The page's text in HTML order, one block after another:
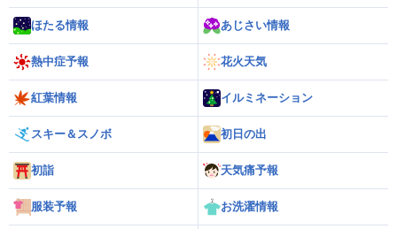
ほたる情報 あじさい情報
熱中症予報 花火天気
紅葉情報 イルミネーション
スキー＆スノボ 初日の出
初詣 天気痛予報
服装予報 お洗濯情報